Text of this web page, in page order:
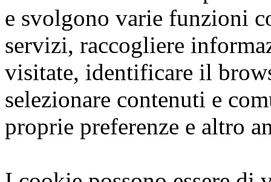
e svolgono varie funzioni
servizi, raccogliere
visitate, identificare il
selezionare contenuti e
proprie preferenze e altro